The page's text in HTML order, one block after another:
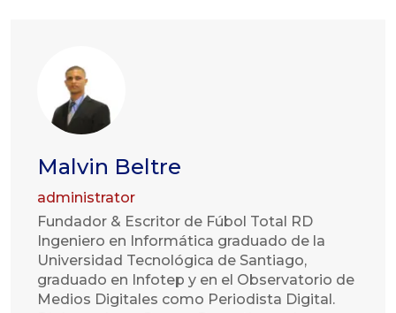
Malvin Beltre
administrator
Fundador & Escritor de Fúbol Total RD
Ingeniero en Informática graduado de la
Universidad Tecnológica de Santiago,
graduado en Infotep y en el Observatorio de
Medios Digitales como Periodista Digital.